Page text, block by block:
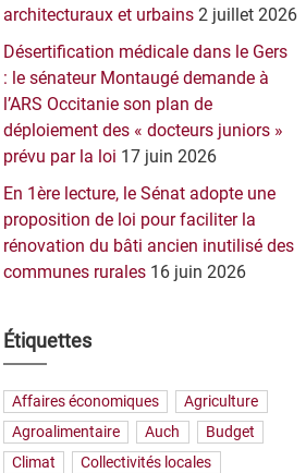
architecturaux et urbains 2 juillet 2026
Désertification médicale dans le Gers
: le sénateur Montaugé demande à
l’ARS Occitanie son plan de
déploiement des « docteurs juniors »
prévu par la loi 17 juin 2026
En 1ère lecture, le Sénat adopte une
proposition de loi pour faciliter la
rénovation du bâti ancien inutilisé des
communes rurales 16 juin 2026
Étiquettes
Affaires économiques
Agriculture
Agroalimentaire
Auch
Budget
Climat
Collectivités locales